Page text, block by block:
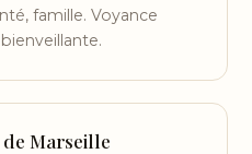
famille. Voyance
Marseille